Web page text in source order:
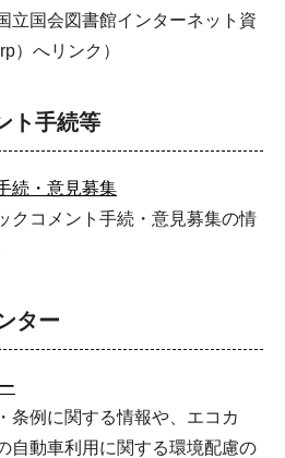
立国会図書館インターネット資
）へリンク）
ト手続等
続・意見募集
クコメント手続・意見募集の情
ター
条例に関する情報や、エコカ
自動車利用に関する環境配慮の